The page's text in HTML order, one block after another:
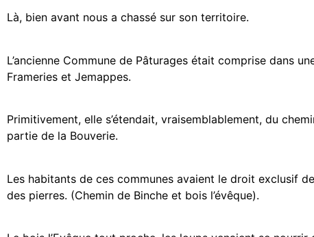
Là, bien avant nous a chassé sur son territoire.
L’ancienne Commune de Pâturages était comprise dans
Frameries et Jemappes.
Primitivement, elle s’étendait, vraisemblablement, du
partie de la Bouverie.
Les habitants de ces communes avaient le droit exclusif
des pierres. (Chemin de Binche et bois l’évêque).